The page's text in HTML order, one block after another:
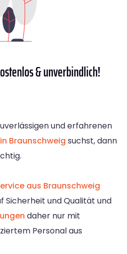
& unverbindlich!
und erfahrenen
Braunschweig suchst, dann
aus Braunschweig
Sicherheit und Qualität und
daher nur mit
Personal aus